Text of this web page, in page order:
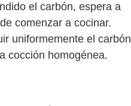
el carbón, espera a
comenzar a cocinar.
uniformemente el carbón
cocción homogénea.